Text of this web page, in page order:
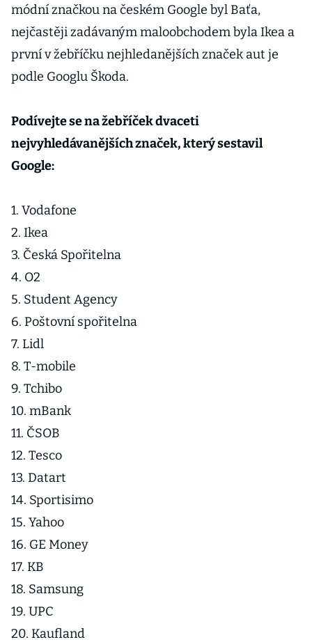
módní značkou na českém Google byl Baťa,
nejčastěji zadávaným maloobchodem byla Ikea a
první v žebříčku nejhledanějších značek aut je
podle Googlu Škoda.
Podívejte se na žebříček dvaceti
nejvyhledávanějších značek, který sestavil
Google:
1. Vodafone
2. Ikea
3. Česká Spořitelna
4. O2
5. Student Agency
6. Poštovní spořitelna
7. Lidl
8. T-mobile
9. Tchibo
10. mBank
11. ČSOB
12. Tesco
13. Datart
14. Sportisimo
15. Yahoo
16. GE Money
17. KB
18. Samsung
19. UPC
20. Kaufland